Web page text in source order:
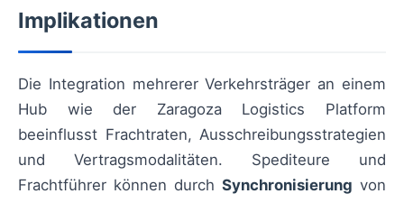
Implikationen
Die Integration mehrerer Verkehrsträger an einem
Hub wie der Zaragoza Logistics Platform
beeinflusst Frachtraten, Ausschreibungsstrategien
und Vertragsmodalitäten. Spediteure und
Frachtführer können durch Synchronisierung von